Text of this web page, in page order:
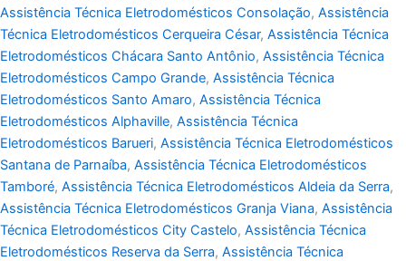
Assistência Técnica Eletrodomésticos Consolação, Assistência
Técnica Eletrodomésticos Cerqueira César, Assistência Técnica
Eletrodomésticos Chácara Santo Antônio, Assistência Técnica
Eletrodomésticos Campo Grande, Assistência Técnica
Eletrodomésticos Santo Amaro, Assistência Técnica
Eletrodomésticos Alphaville, Assistência Técnica
Eletrodomésticos Barueri, Assistência Técnica Eletrodomésticos
Santana de Parnaíba, Assistência Técnica Eletrodomésticos
Tamboré, Assistência Técnica Eletrodomésticos Aldeia da Serra,
Assistência Técnica Eletrodomésticos Granja Viana, Assistência
Técnica Eletrodomésticos City Castelo, Assistência Técnica
Eletrodomésticos Reserva da Serra, Assistência Técnica